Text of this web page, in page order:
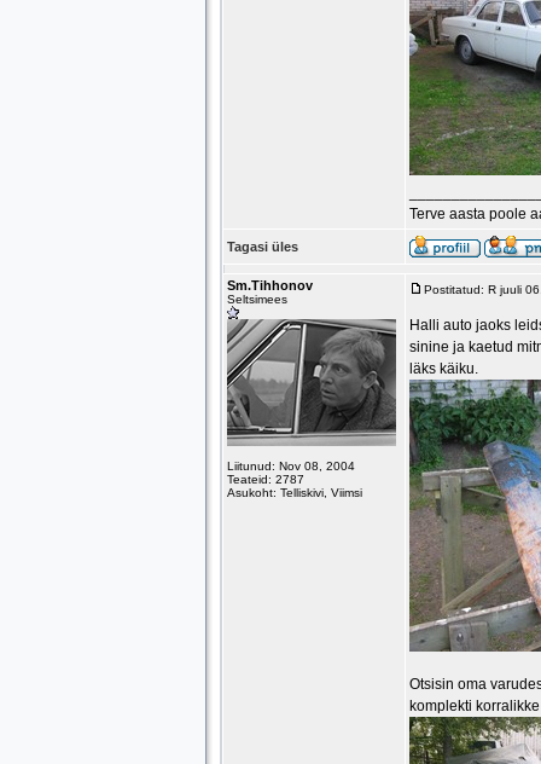
Terve aasta poole
Tagasi üles
Sm.Tihhonov
Seltsimees
Liitunud: Nov 08, 2004
Teateid: 2787
Asukoht: Telliskivi, Viimsi
Postitatud: R juuli
Halli auto jaoks
sinine ja kaetud
läks käiku.
Otsisin oma
komplekti